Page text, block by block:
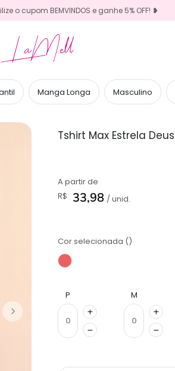
o cupom BEMVINDOS e ganhe 5% OFF! ❥
LaMell
Manga Longa Masculino
Tshirt Max Estrela
A partir de
R$ 33,98 / unid.
Cor selecionada ()
P M